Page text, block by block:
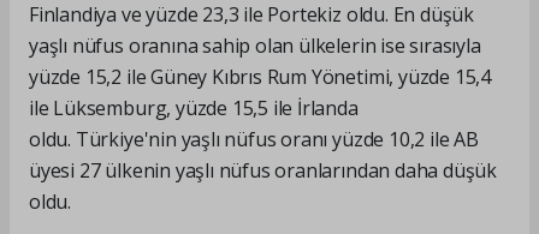
Finlandiya ve yüzde 23,3 ile Portekiz oldu. En düşük
yaşlı nüfus oranına sahip olan ülkelerin ise sırasıyla
yüzde 15,2 ile Güney Kıbrıs Rum Yönetimi, yüzde 15,4
ile Lüksemburg, yüzde 15,5 ile İrlanda
oldu. Türkiye'nin yaşlı nüfus oranı yüzde 10,2 ile AB
üyesi 27 ülkenin yaşlı nüfus oranlarından daha düşük
oldu.